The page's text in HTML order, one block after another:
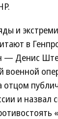
и
в
— Денис
военной
отцом
и назвал